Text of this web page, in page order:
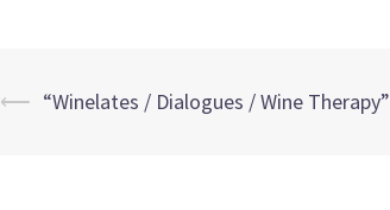
Post
⟵ “Winelates / Dialogues / Wine Therapy”